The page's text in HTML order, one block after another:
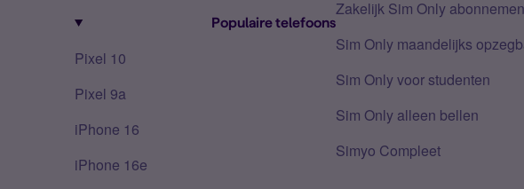
Populaire telefoons
Pixel 10
Pixel 9a
iPhone 16
iPhone 16e
Zakelijk Sim Only
Sim Only maandelijks
Sim Only voor studenten
Sim Only alleen bellen
Simyo Compleet